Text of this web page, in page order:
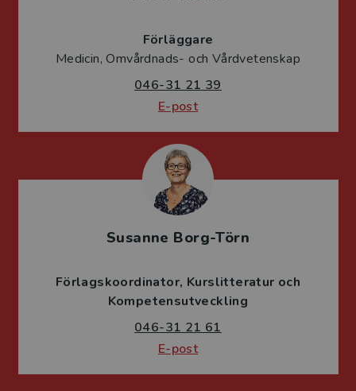
Förläggare
Medicin, Omvårdnads- och Vårdvetenskap
046-31 21 39
E-post
Susanne Borg-Törn
Förlagskoordinator Kurslitteratur och
Kompetensutveckling
046-31 21 61
E-post